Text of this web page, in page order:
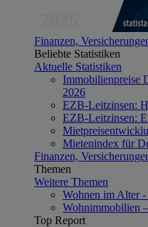
Finanzen,
Beliebte Statistiken
Aktuelle Statistiken
Immobilienpreise
2026
EZB-Leitzinsen:
EZB-Leitzinsen:
Mietenindex für
Finanzen,
Themen
Weitere Themen
Wohnen im Alter
Wohnimmobilien
Top Report